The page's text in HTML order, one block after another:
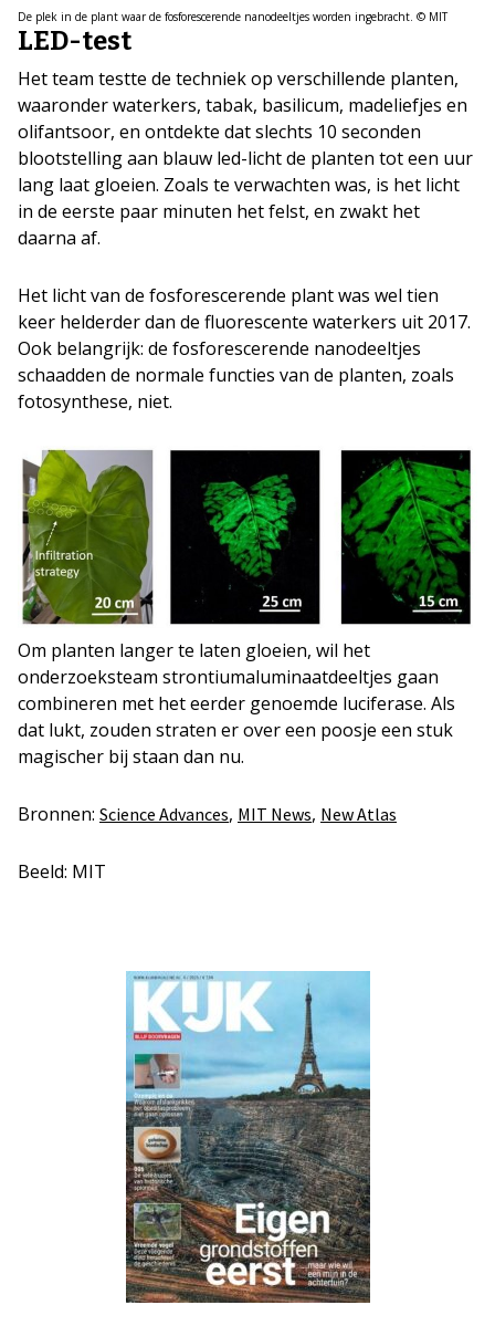
De plek in de plant waar de fosforescerende nanodeeltjes worden ingebracht. © MIT
LED-test
Het team testte de techniek op verschillende planten,
waaronder waterkers, tabak, basilicum, madeliefjes en
olifantsoor, en ontdekte dat slechts 10 seconden
blootstelling aan blauw led-licht de planten tot een uur
lang laat gloeien. Zoals te verwachten was, is het licht
in de eerste paar minuten het felst, en zwakt het
daarna af.
Het licht van de fosforescerende plant was wel tien
keer helderder dan de fluorescente waterkers uit 2017.
Ook belangrijk: de fosforescerende nanodeeltjes
schaadden de normale functies van de planten, zoals
fotosynthese, niet.
Om planten langer te laten gloeien, wil het
onderzoeksteam strontiumaluminaatdeeltjes gaan
combineren met het eerder genoemde luciferase. Als
dat lukt, zouden straten er over een poosje een stuk
magischer bij staan dan nu.
Bronnen: Science Advances, MIT News, New Atlas
Beeld: MIT